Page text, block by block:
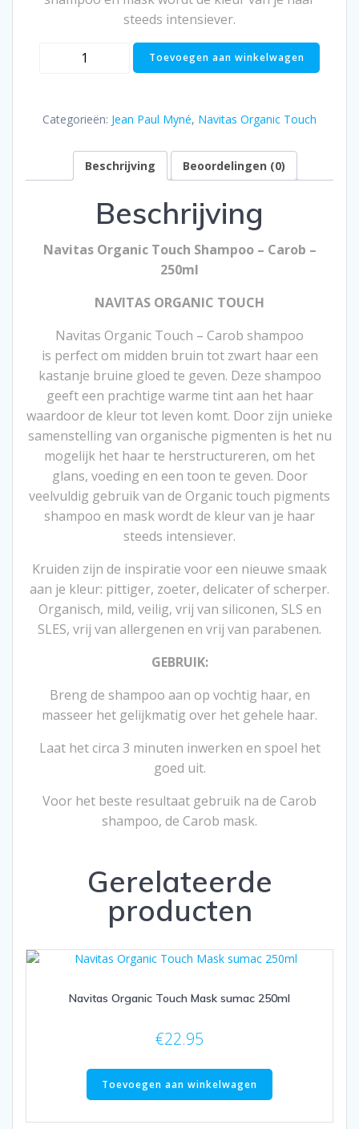
steeds intensiever.
Navitas
carob
250ml
aantal
Toevoegen aan winkelwagen
Categorieën: Jean Paul Myné, Navitas Organic Touch
Beschrijving Beoordelingen (0)
Beschrijving
Navitas Organic Touch Shampoo – Carob –
250ml
NAVITAS ORGANIC TOUCH
Navitas Organic Touch – Carob shampoo
is perfect om midden bruin tot zwart haar een
kastanje bruine gloed te geven. Deze shampoo
geeft een prachtige warme tint aan het haar
waardoor de kleur tot leven komt. Door zijn unieke
samenstelling van organische pigmenten is het nu
mogelijk het haar te herstructureren, om het
glans, voeding en een toon te geven. Door
veelvuldig gebruik van de Organic touch pigments
shampoo en mask wordt de kleur van je haar
steeds intensiever.
Kruiden zijn de inspiratie voor een nieuwe smaak
aan je kleur: pittiger, zoeter, delicater of scherper.
Organisch, mild, veilig, vrij van siliconen, SLS en
SLES, vrij van allergenen en vrij van parabenen.
GEBRUIK:
Breng de shampoo aan op vochtig haar, en
masseer het gelijkmatig over het gehele haar.
Laat het circa 3 minuten inwerken en spoel het
goed uit.
Voor het beste resultaat gebruik na de Carob
shampoo, de Carob mask.
Gerelateerde
producten
Navitas Organic Touch Mask sumac 250ml
€22.95
Toevoegen aan winkelwagen